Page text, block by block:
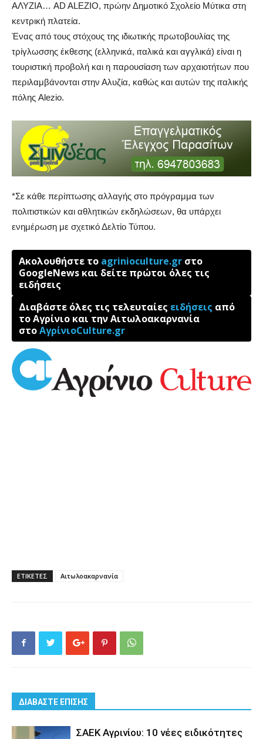
ΑΛΥΖΙΑ… AD ALEZIO, πρώην Δημοτικό Σχολείο Μύτικα στη
κεντρική πλατεία.
Ένας από τους στόχους της ιδιωτικής πρωτοβουλίας της
τρίγλωσσης έκθεσης (ελληνικά, ιταλικά και αγγλικά) είναι η
τουριστική προβολή και η παρουσίαση των αρχαιοτήτων που
περιλαμβάνονται στην Αλυζία, καθώς και αυτών της ιταλικής
πόλης Alezio.
*Σε κάθε περίπτωσης αλλαγής στο πρόγραμμα των
πολιτιστικών και αθλητικών εκδηλώσεων, θα υπάρχει
ενημέρωση με σχετικό Δελτίο Τύπου.
Ακολουθήστε το agrinioculture.gr στο
GoogleNews και δείτε πρώτοι όλες τις
ειδήσεις
Διαβάστε όλες τις τελευταίες ειδήσεις από
το Αγρίνιο και την Αιτωλοακαρνανία
στοΑγρίνιοCulture.gr
ΕΤΙΚΕΤΕΣ Αιτωλοακαρνανία
ΔΙΑΒΑΣΤΕ ΕΠΙΣΗΣ
ΣΑΕΚ Αγρινίου: 10 νέες ειδικότητες